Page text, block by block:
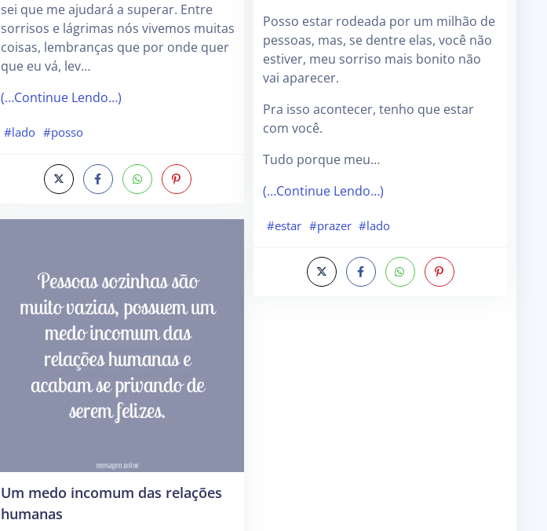
sei que me ajudará a superar. Entre
sorrisos e lágrimas nós vivemos muitas
coisas, lembranças que por onde quer
que eu vá, lev…
(…Continue Lendo…)
#lado #posso
Um medo incomum das relações
humanas
Posso estar rodeada por um milhão de
pessoas, mas, se dentre elas, você não
estiver, meu sorriso mais bonito não
vai aparecer.
Pra isso acontecer, tenho que estar
com você.
Tudo porque meu…
(…Continue Lendo…)
#estar #prazer #lado